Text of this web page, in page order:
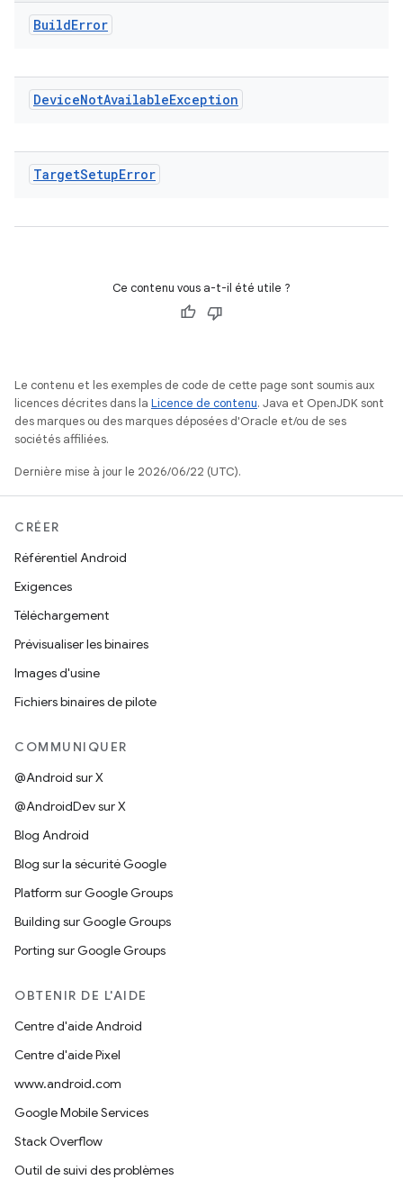
BuildError
DeviceNotAvailableException
TargetSetupError
Ce contenu vous a-t-il été utile ?
Le contenu et les exemples de code de cette page sont soumis aux
licences décrites dans la Licence de contenu. Java et OpenJDK sont
des marques ou des marques déposées d'Oracle et/ou de ses
sociétés affiliées.
Dernière mise à jour le 2026/06/22 (UTC).
CRÉER
Référentiel Android
Exigences
Téléchargement
Prévisualiser les binaires
Images d'usine
Fichiers binaires de pilote
COMMUNIQUER
@Android sur X
@AndroidDev sur X
Blog Android
Blog sur la sécurité Google
Platform sur Google Groups
Building sur Google Groups
Porting sur Google Groups
OBTENIR DE L'AIDE
Centre d'aide Android
Centre d'aide Pixel
www.android.com
Google Mobile Services
Stack Overflow
Outil de suivi des problèmes